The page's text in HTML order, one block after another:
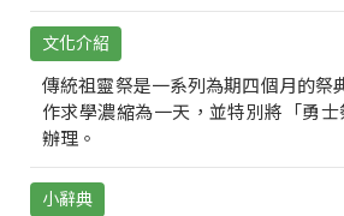
文化介紹
傳統祖靈祭是一系列為期四個月的祭
作求學濃縮為一天，並特別將「勇士
辦理。
小辭典